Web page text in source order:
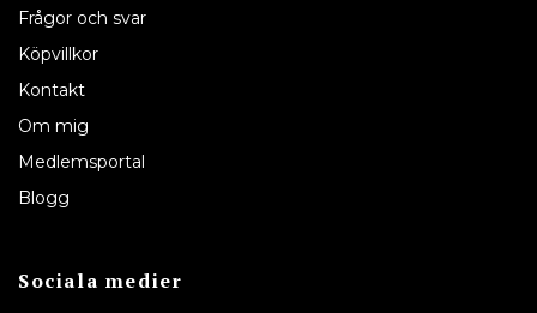
Frågor och svar
Köpvillkor
Kontakt
Om mig
Medlemsportal
Blogg
Sociala medier